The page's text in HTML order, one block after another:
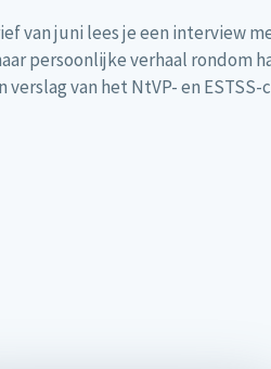
van juni lees je een interview
persoonlijke verhaal rondom
van het NtVP- en ESTSS-